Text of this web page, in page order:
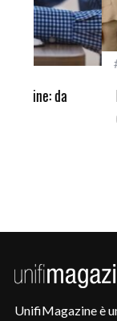
Laureata
del Premio
UnifiMagazine è